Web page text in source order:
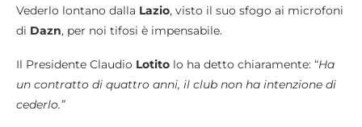
Vederlo lontano dalla Lazio, visto il suo sfogo ai microfoni
di Dazn, per noi tifosi è impensabile.
Il Presidente Claudio Lotito lo ha detto chiaramente: “Ha
un contratto di quattro anni, il club non ha intenzione di
cederlo.”